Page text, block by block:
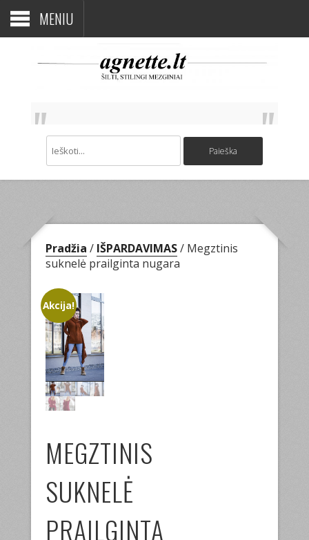
MENIU
Pradžia / IŠPARDAVIMAS/ Megztinis
suknelė prailginta nugara
Akcija!
MEGZTINIS
SUKNELĖ
PRAILGINTA